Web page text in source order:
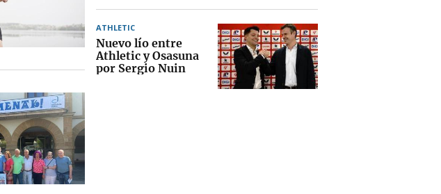
ATHLETIC
Nuevo lío entre
Athletic y Osasuna
por Sergio Nuin